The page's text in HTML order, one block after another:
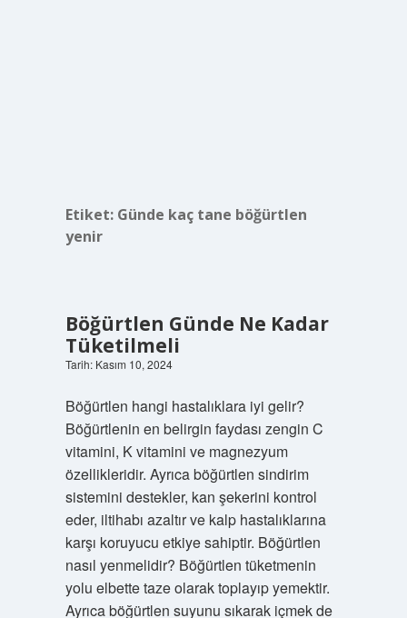
Etiket: Günde kaç tane böğürtlen
yenir
Böğürtlen Günde Ne Kadar
Tüketilmeli
Tarih: Kasım 10, 2024
Böğürtlen hangi hastalıklara iyi gelir?
Böğürtlenin en belirgin faydası zengin C
vitamini, K vitamini ve magnezyum
özellikleridir. Ayrıca böğürtlen sindirim
sistemini destekler, kan şekerini kontrol
eder, iltihabı azaltır ve kalp hastalıklarına
karşı koruyucu etkiye sahiptir. Böğürtlen
nasıl yenmelidir? Böğürtlen tüketmenin
yolu elbette taze olarak toplayıp yemektir.
Ayrıca böğürtlen suyunu sıkarak içmek de